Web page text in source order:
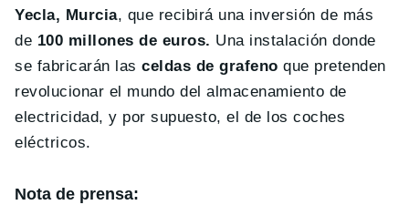
Yecla, Murcia, que recibirá una inversión de más
de 100 millones de euros. Una instalación donde
se fabricarán lasceldas de grafeno que pretenden
revolucionar el mundo del almacenamiento de
electricidad, y por supuesto, el de los coches
eléctricos.
Nota de prensa: